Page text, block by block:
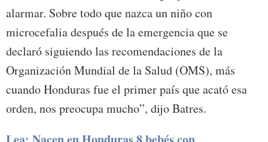
alarmar. Sobre todo que nazca un niño con
microcefalia después de la emergencia que se
declaró siguiendo las recomendaciones de la
Organización Mundial de la Salud (OMS), más
cuando Honduras fue el primer país que acató esa
orden, nos preocupa mucho”, dijo Batres.